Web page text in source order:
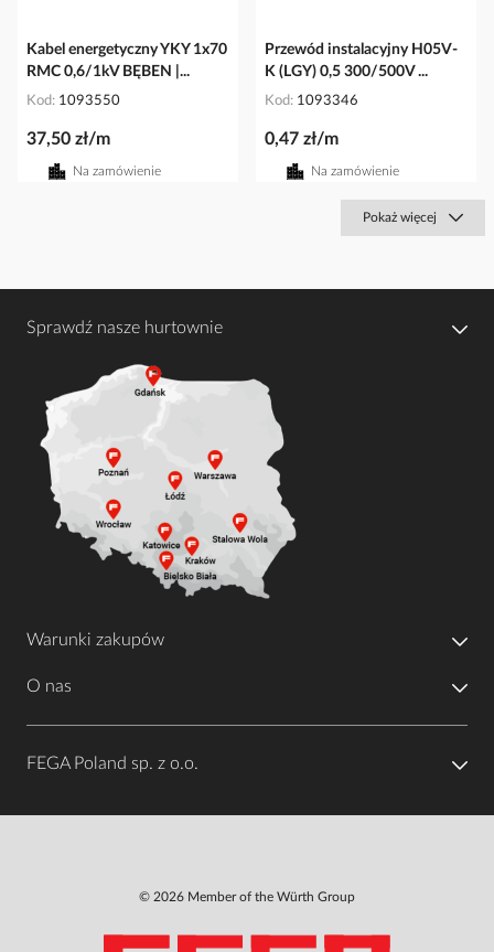
Kabel energetyczny YKY 1x70
RMC 0,6/1kV BĘBEN |...
Kod 1093550
37,50 zł/m
Na zamówienie
Przewód instalacyjny H05V-
K (LGY) 0,5 300/500V ...
Kod 1093346
0,47 zł/m
Na zamówienie
Pokaż więcej
Sprawdź nasze hurtownie
Warunki zakupów
O nas
FEGA Poland sp. z o.o.
© 2026 Member of the Würth Group